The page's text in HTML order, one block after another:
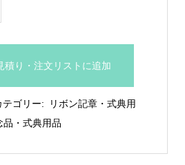
積り・注文リストに追加
テゴリー:
リボン記章・式典用
品・式典用品